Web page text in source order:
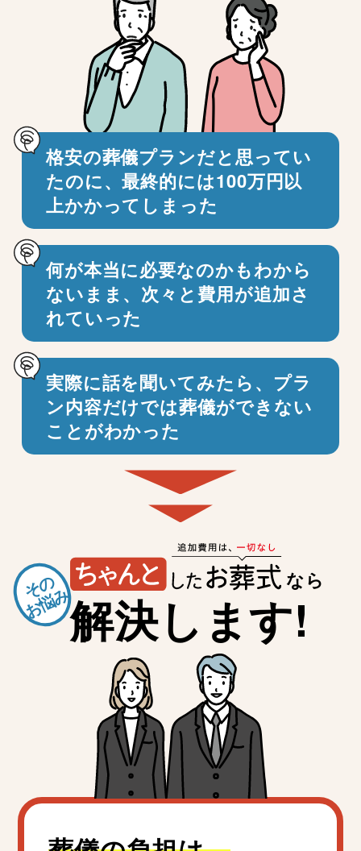
格安の葬儀プランだと思ってい
たのに、最終的には100万円以
上かかってしまった
何が本当に必要なのかもわから
ないまま、 次々と費用が追加さ
れていった
実際に話を聞いてみたら、プラ
ン内容だけでは葬儀ができない
ことがわかった
その
お悩み
なら
解決します!